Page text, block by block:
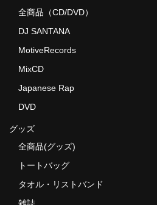
全商品（CD/DVD）
DJ SANTANA
MotiveRecords
MixCD
Japanese Rap
DVD
グッズ
全商品(グッズ)
トートバッグ
タオル・リストバンド